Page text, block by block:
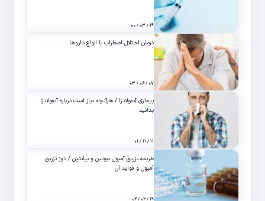
۱۹ / ۰۳ / ۰۰
درمان اختلال اضطراب با انواع داروها
۰۷ / ۰۶ / ۰۳
بیماری آنفولانزا / هرآنچه نیاز است درباره آنفولانزا
بدانید
۱۱ / ۱۱ / ۰۱
طریقه تزریق آمپول بیوتین و بپانتین / دوز تزریق
آمپول و فواید آن
۱۹ / ۰۲ / ۰۲